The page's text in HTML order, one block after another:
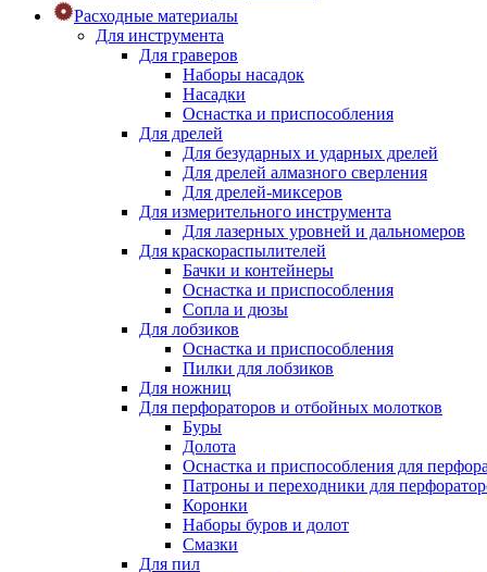
Расходные материалы
Для инструмента
Для граверов
Наборы насадок
Насадки
Оснастка и приспособления
Для дрелей
Для безударных и ударных дрелей
Для дрелей алмазного сверления
Для дрелей-миксеров
Для измерительного инструмента
Для лазерных уровней и дальномеров
Для краскораспылителей
Бачки и контейнеры
Оснастка и приспособления
Сопла и дюзы
Для лобзиков
Оснастка и приспособления
Пилки для лобзиков
Для ножниц
Для перфораторов и отбойных молотков
Буры
Долота
Оснастка и приспособления для
Патроны и переходники для
Коронки
Наборы буров и долот
Смазки
Для пил